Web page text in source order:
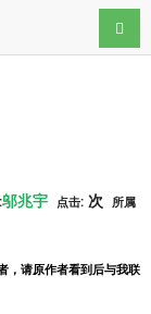
导航
邬兆宇 点击: 次
所属
，请原作者看到后与我联